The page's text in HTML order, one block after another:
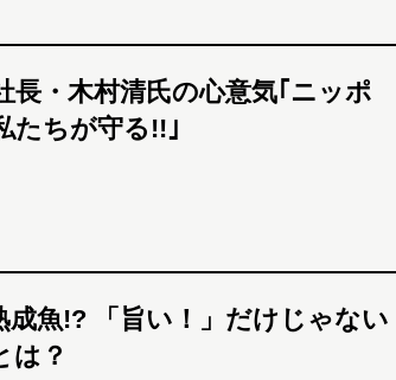
長・木村清氏の心意気｢ニッポ
たちが守る!!｣
成魚!? 「旨い！」だけじゃない
は？